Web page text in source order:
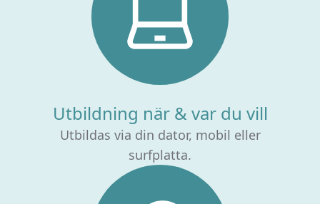
Utbildning när & var du vill
Utbildas via din dator, mobil eller
surfplatta.